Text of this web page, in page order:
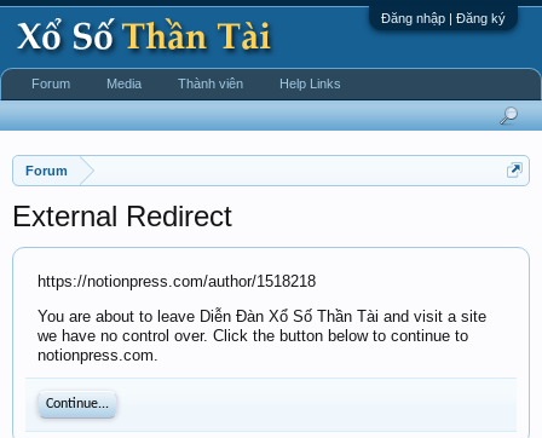
Đăng nhập | Đăng ký
Forum
External Redirect
https://notionpress.com/author/1518218
You are about to leave Diễn Đàn Xổ Số Thần Tài and visit a site
we have no control over. Click the button below to continue to
notionpress.com.
Continue...
Forum Media Thành viên Help Links